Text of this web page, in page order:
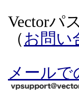
Vectorパ
（ お問い
メール